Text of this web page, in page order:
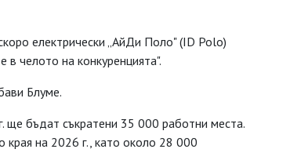
електрически „АйДи Поло" (ID Polo)
в челото на конкуренцията".
Блуме.
ще бъдат съкратени 35 000 работни места.
на 2026 г., като около 28 000